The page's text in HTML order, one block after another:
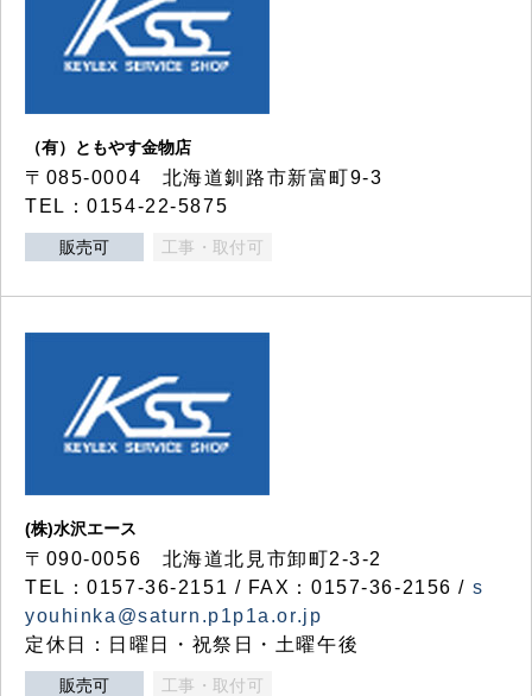
（有）ともやす金物店
〒085-0004 北海道釧路市新富町9-3
TEL：0154-22-5875
販売可 工事・取付可
(株)水沢エース
〒090-0056 北海道北見市卸町2-3-2
TEL：0157-36-2151 / FAX：0157-36-2156 / s
youhinka@saturn.p1p1a.or.jp
定休日：日曜日・祝祭日・土曜午後
販売可 工事・取付可